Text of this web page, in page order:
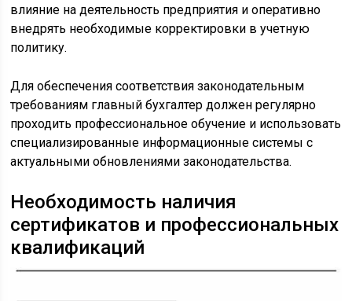
влияние на деятельность предприятия и оперативно
внедрять необходимые корректировки в учетную
политику.
Для обеспечения соответствия законодательным
требованиям главный бухгалтер должен регулярно
проходить профессиональное обучение и использовать
специализированные информационные системы с
актуальными обновлениями законодательства.
Необходимость наличия
сертификатов и профессиональных
квалификаций